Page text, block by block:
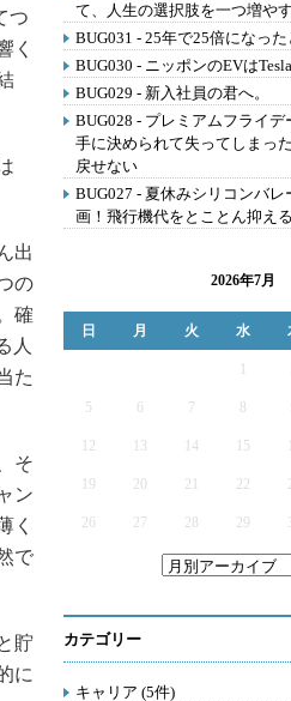
つ
く
出
の
確
人
た
そ
ン
く
で
貯
に
て、人生の選択肢を一つ増やす
BUG031 - 25年で25倍になっ
BUG030 - ニッポンのEVは
BUG029 - 新入社員の君へ。
BUG028 - プレミアムフライ
手に決められて失ってしまっ
戻せない
BUG027 - 夏休みシリコンバ
画！飛行機代をとことん抑え
2026年7月
日 月 火 水
5 6 7
12 13 14 15
19 20 21 22
26 27 28 29
カテゴリー
キャリア (5件)